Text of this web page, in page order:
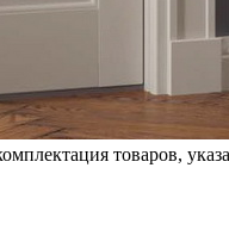
товаров,